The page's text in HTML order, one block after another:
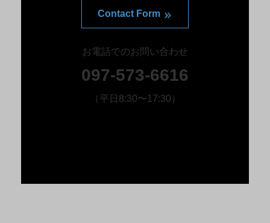
Contact Form
お電話でのお問い合わせ
097-573-6616
（平日8:30〜17:30）